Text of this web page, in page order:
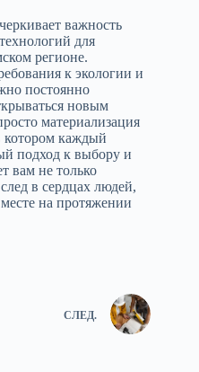
важность
для
регионе.
к экологии и
постоянно
новым
материализация
котором каждый
подход к выбору и
вам не только
в сердцах людей,
на протяжении
СЛЕД.